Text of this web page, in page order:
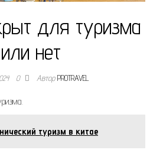
для туризма
или нет
0 АвторPROTRAVEL
туризм в китае